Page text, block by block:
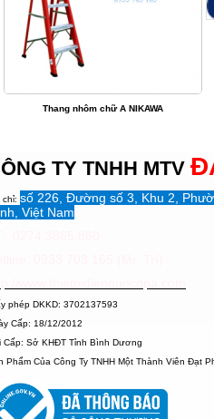
Thang nhôm chữ A NIKAWA
TY TNHH MTV
chỉ: số 226, Đường số 3, Khu 2,
Việt Nam
phép DKKD: 3702137593
Cấp: 18/12/2012
Cấp: Sở KHĐT Tỉnh Bình Dương
Phẩm Của Công Ty TNHH Một Thành Viên Đạt